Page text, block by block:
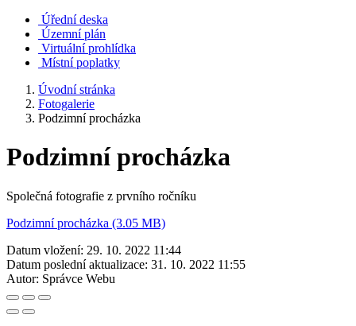
Úřední deska
Územní plán
Virtuální prohlídka
Místní poplatky
Úvodní stránka
Fotogalerie
Podzimní procházka
Podzimní procházka
Společná fotografie z prvního ročníku
Podzimní procházka (3.05 MB)
Datum vložení: 29. 10. 2022 11:44
Datum poslední aktualizace: 31. 10. 2022 11:55
Autor: Správce Webu